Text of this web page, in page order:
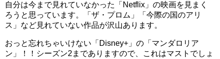
自分は今まで見れていなかった「Netflix」の映画を見まく
ろうと思っています。「ザ・プロム」「今際の国のアリ
ス」など見れていない作品が沢山あります。
おっと忘れちゃいけない「 Disney+」の「マンダロリア
ン」！！シーズン2までありますので、これはマストでしょ